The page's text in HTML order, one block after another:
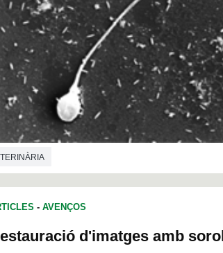
- AVENÇOS
d'imatges amb soroll